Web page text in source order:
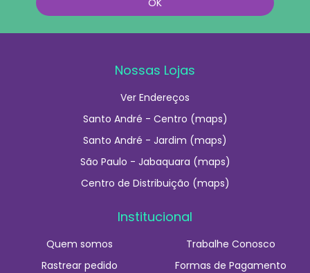
Nossas Lojas
Ver Endereços
Santo André - Centro (maps)
Santo André - Jardim (maps)
São Paulo - Jabaquara (maps)
Centro de Distribuição (maps)
Institucional
Quem somos
Rastrear pedido
Trabalhe Conosco
Formas de Pagamento